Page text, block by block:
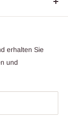
erhalten Sie
und